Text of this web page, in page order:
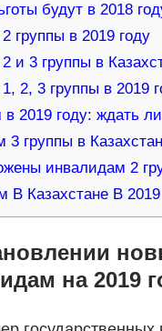
будут в 2018
группы в 2019 году
и 3 группы в
2, 3 группы в 2019
2019 году: ждать
3 группы в
инвалидам 2
В Казахстане В 2019
на 2019